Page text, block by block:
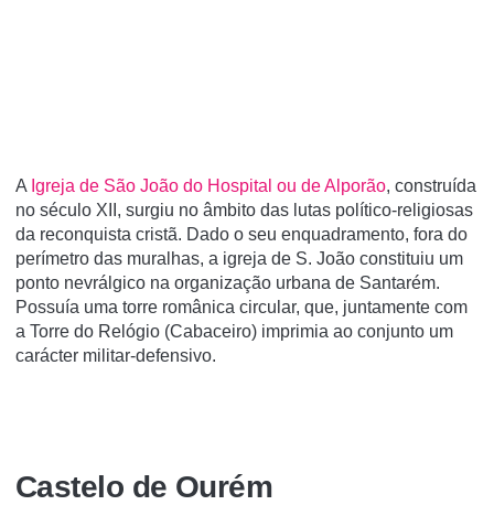
A Igreja de São João do Hospital ou de Alporão, construída
no século XII, surgiu no âmbito das lutas político-religiosas
da reconquista cristã. Dado o seu enquadramento, fora do
perímetro das muralhas, a igreja de S. João constituiu um
ponto nevrálgico na organização urbana de Santarém.
Possuía uma torre românica circular, que, juntamente com
a Torre do Relógio (Cabaceiro) imprimia ao conjunto um
carácter militar-defensivo.
Castelo de Ourém